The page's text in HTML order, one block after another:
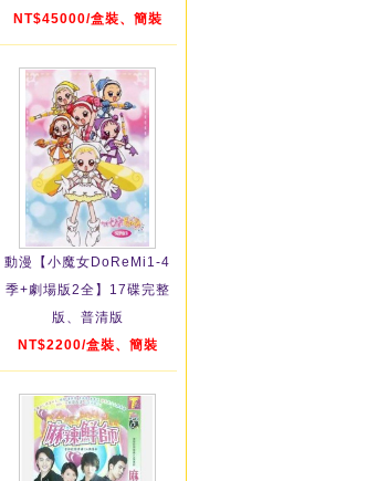
NT$45000/盒裝、簡裝
動漫【小魔女DoReMi1-4
季+劇場版2全】17碟完整
版、普清版
NT$2200/盒裝、簡裝